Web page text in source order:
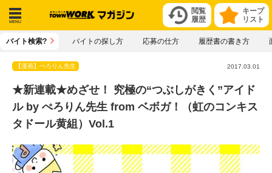
キープ
リスト
閲覧
履歴
メニ
バイト検索? バイトの探し方 応募の仕方 履歴書の書き方
【漫画】ぺろりん先生 2017.03.01
★新連載★めざせ！ 究極の“つぶしがきく”アイド
ル by ぺろりん先生 from ベボガ！（虹のコンキス
タドール黄組）Vol.1